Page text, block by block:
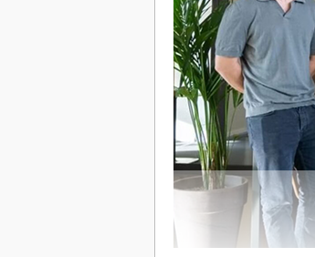
sozialem Einﬂuss.
Removal Wettbewerb
Kohlenstoffdioxid